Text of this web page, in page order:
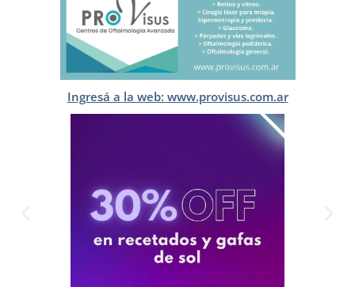
Ingresá a la web: www.provisus.com.ar